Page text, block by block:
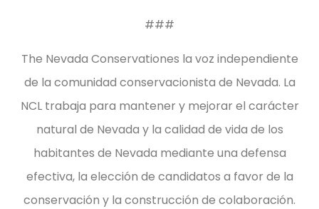
###
The Nevada Conservationes la voz independiente
de la comunidad conservacionista de Nevada. La
NCL trabaja para mantener y mejorar el carácter
natural de Nevada y la calidad de vida de los
habitantes de Nevada mediante una defensa
efectiva, la elección de candidatos a favor de la
conservación y la construcción de colaboración.